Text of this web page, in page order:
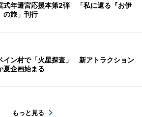
式年遷宮応援本第2弾 「私に還る『お伊
の旅」刊行
イン村で「火星探査」 新アトラクション
夏企画始まる
もっと見る